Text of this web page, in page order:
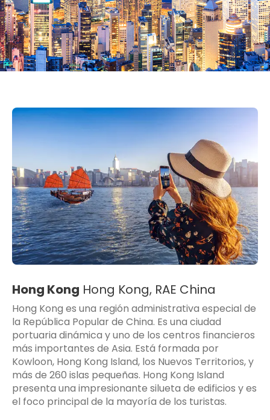
Hong Kong Hong Kong, RAE China
Hong Kong es una región administrativa especial de
la República Popular de China. Es una ciudad
portuaria dinámica y uno de los centros financieros
más importantes de Asia. Está formada por
Kowloon, Hong Kong Island, los Nuevos Territorios, y
más de 260 islas pequeñas. Hong Kong Island
presenta una impresionante silueta de edificios y es
el foco principal de la mayoría de los turistas.